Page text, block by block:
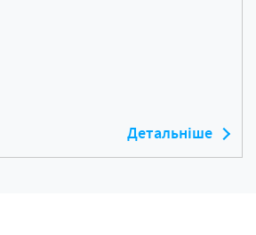
Детальніше